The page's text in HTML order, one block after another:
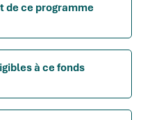
de ce programme
à ce fonds